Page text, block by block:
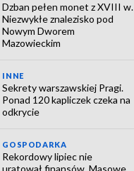
Dzban pełen monet z XVIII w.
Niezwykłe znalezisko pod
Nowym Dworem
Mazowieckim
INNE
Sekrety warszawskiej Pragi.
Ponad 120 kapliczek czeka na
odkrycie
GOSPODARKA
Rekordowy lipiec nie
uratował finansów. Masowe